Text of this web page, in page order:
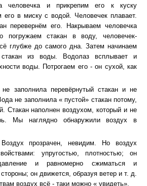
человечка и прикрепим его к куску
его в миску с водой. Человечек плавает.
перевернём его. Накрываем человечка
погружаем стакан в воду, человечек-
глубже до самого дна. Затем начинаем
из воды. Водолаз всплывает и
воды. Потрогаем его - он сухой, как
заполнила перевёрнутый стакан и не
не заполнила « пустой» стакан потому,
Стакан наполнен воздухом, который и не
Мы наглядно обнаружили воздух в
прозрачен, невидим. Но воздух
упругостью, плотностью; он
и равномерно сжиматься и
он движется, образуя ветер и т. д.
воздух всё - таки можно « увидеть».